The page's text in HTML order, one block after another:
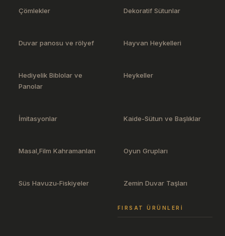
Çömlekler Dekoratif Sütunlar
Duvar panosu ve rölyef Hayvan Heykelleri
Hediyelik Biblolar ve
Panolar
Heykeller
İmitasyonlar Kaide-Sütun ve Başlıklar
Masal,Film Kahramanları Oyun Grupları
Süs Havuzu-Fiskiyeler Zemin Duvar Taşları
FIRSAT ÜRÜNLERI